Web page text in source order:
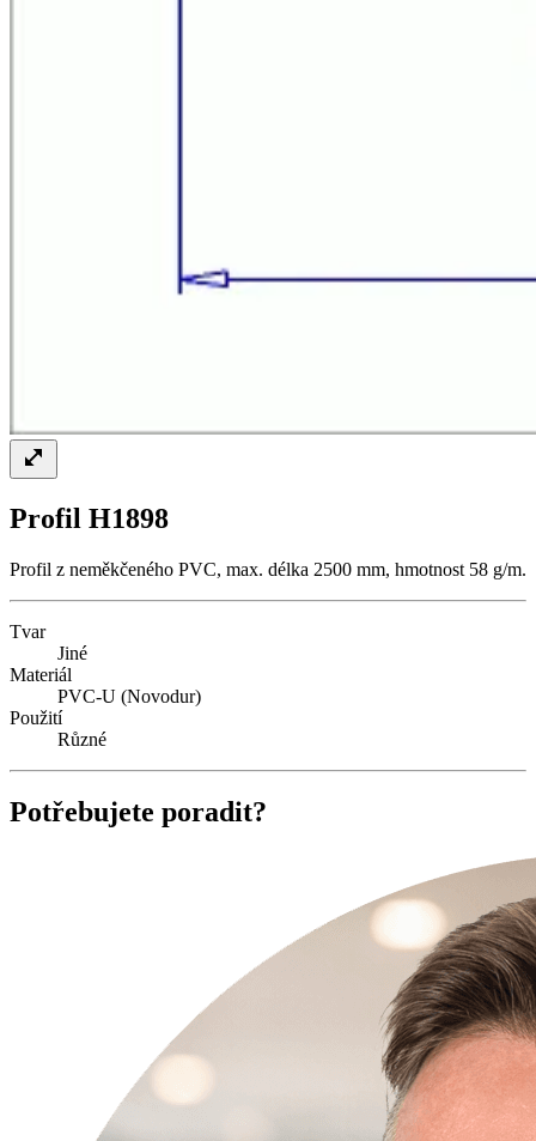
Profil H1898
Profil z neměkčeného PVC, max. délka 2500 mm, hmotnost 58 g/m.
Tvar
Jiné
Materiál
PVC-U (Novodur)
Použití
Různé
Potřebujete poradit?